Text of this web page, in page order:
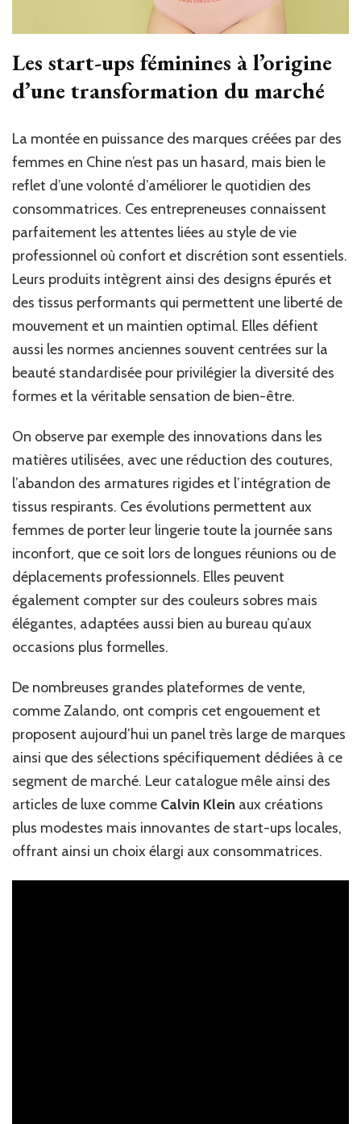
Les start-ups féminines à l’origine
d’une transformation du marché
La montée en puissance des marques créées par des
femmes en Chine n’est pas un hasard, mais bien le
reflet d’une volonté d’améliorer le quotidien des
consommatrices. Ces entrepreneuses connaissent
parfaitement les attentes liées au style de vie
professionnel où confort et discrétion sont essentiels.
Leurs produits intègrent ainsi des designs épurés et
des tissus performants qui permettent une liberté de
mouvement et un maintien optimal. Elles défient
aussi les normes anciennes souvent centrées sur la
beauté standardisée pour privilégier la diversité des
formes et la véritable sensation de bien-être.
On observe par exemple des innovations dans les
matières utilisées, avec une réduction des coutures,
l’abandon des armatures rigides et l’intégration de
tissus respirants. Ces évolutions permettent aux
femmes de porter leur lingerie toute la journée sans
inconfort, que ce soit lors de longues réunions ou de
déplacements professionnels. Elles peuvent
également compter sur des couleurs sobres mais
élégantes, adaptées aussi bien au bureau qu’aux
occasions plus formelles.
De nombreuses grandes plateformes de vente,
comme Zalando, ont compris cet engouement et
proposent aujourd’hui un panel très large de marques
ainsi que des sélections spécifiquement dédiées à ce
segment de marché. Leur catalogue mêle ainsi des
articles de luxe comme Calvin Klein aux créations
plus modestes mais innovantes de start-ups locales,
offrant ainsi un choix élargi aux consommatrices.